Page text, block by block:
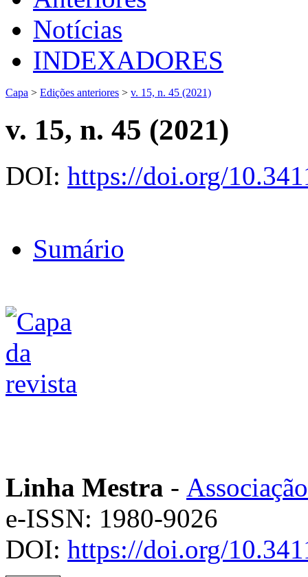
Notícias
INDEXADORES
Capa > Edições anteriores > v. 15, n. 45 (2021)
v. 15, n. 45 (2021)
DOI: https://doi.org/
Sumário
Linha Mestra -
e-ISSN: 1980-9026
DOI: https://doi.org/